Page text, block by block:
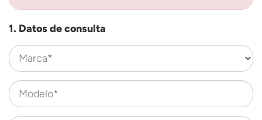
1. Datos de consulta
Marca*
Modelo*